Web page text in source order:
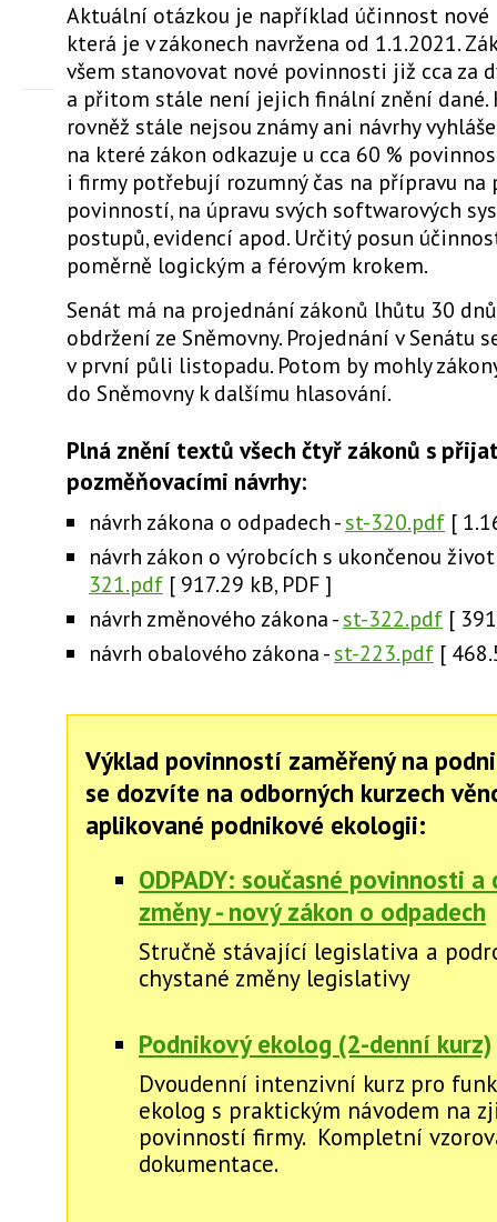
Aktuální otázkou je například účinnost nové
která je v zákonech navržena od 1.1.2021.
všem stanovovat nové povinnosti již cca za
a přitom stále není jejich finální znění dané.
rovněž stále nejsou známy ani návrhy
na které zákon odkazuje u cca 60 %
i firmy potřebují rozumný čas na přípravu na
povinností, na úpravu svých softwarových
postupů, evidencí apod. Určitý posun
poměrně logickým a férovým krokem.
Senát má na projednání zákonů lhůtu 30
obdržení ze Sněmovny. Projednání v Senátu
v první půli listopadu. Potom by mohly
do Sněmovny k dalšímu hlasování.
Plná znění textů všech čtyř zákonů s
pozměňovacími návrhy:
návrh zákona o odpadech -st-320.pdf [
návrh zákon o výrobcích s ukončenou
321.pdf [ 917.29 kB, PDF ]
návrh změnového zákona -st-322.pdf [
návrh obalového zákona -st-223.pdf [
Výklad povinností zaměřený na
se dozvíte na odborných kurzech
aplikované podnikové ekologii:
ODPADY: současné povinnosti a
změny - nový zákon o odpadech
Stručně stávající legislativa a
chystané změny legislativy
Podnikový ekolog (2-denní kurz)
Dvoudenní intenzivní kurz pro
ekolog s praktickým návodem na
povinností firmy. Kompletní
dokumentace.